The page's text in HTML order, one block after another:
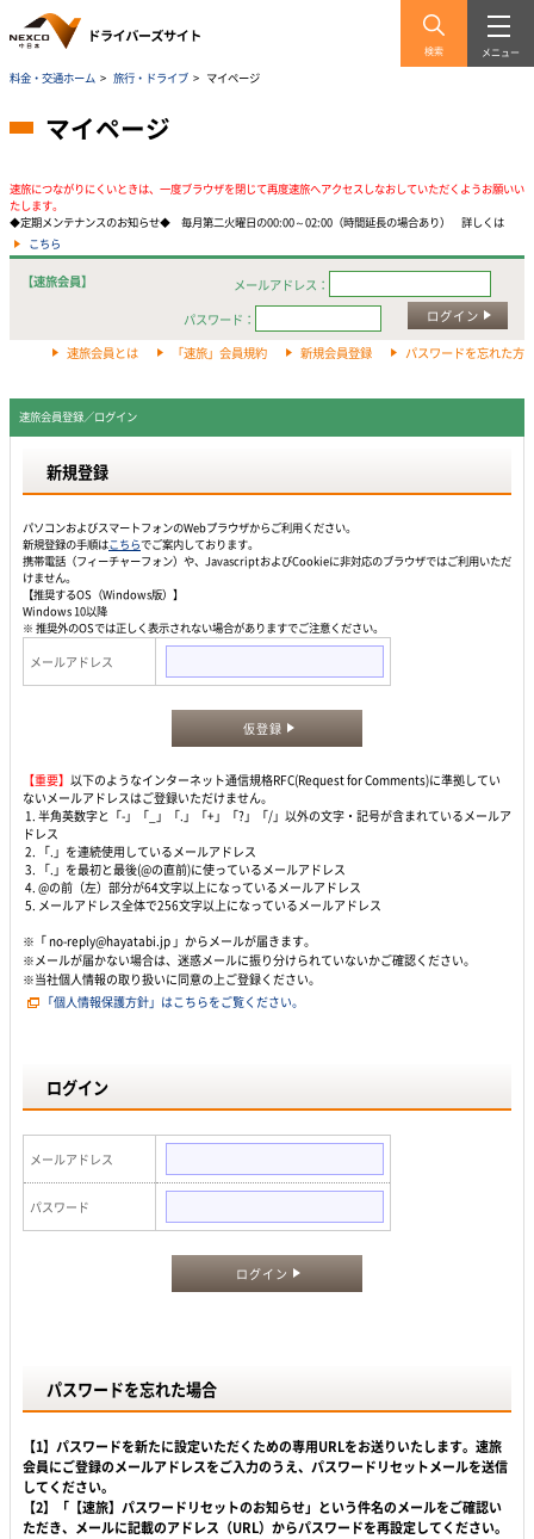
検索 メニュー
料金・交通ホーム > 旅行・ドライブ > マイページ
マイページ
速旅につながりにくいときは、一度ブラウザを閉じて再度速旅へアクセスしなおしていただくようお願いい
たします。
◆定期メンテナンスのお知らせ◆ 毎月第二火曜日の00:00～02:00（時間延長の場合あり） 詳しくは
こちら
【速旅会員】
メールアドレス：
パスワード：
ログイン
速旅会員とは 「速旅」会員規約 新規会員登録 パスワードを忘れた方
速旅会員登録／ログイン
新規登録
パソコンおよびスマートフォンのWebプラウザからご利用ください。
新規登録の手順はこちらでご案内しております。
携帯電話（フィーチャーフォン）や、JavascriptおよびCookieに非対応のブラウザではご利用いただ
けません。
【推奨するOS（Windows版）】
Windows 10以降
※ 推奨外のOSでは正しく表示されない場合がありますでご注意ください。
メールアドレス
仮登録
【重要】 以下のようなインターネット通信規格RFC(Request for Comments)に準拠してい
ないメールアドレスはご登録いただけません。
1. 半角英数字と「-」「_」「.」「+」「?」「/」以外の文字・記号が含まれているメールア
ドレス
2. 「.」を連続使用しているメールアドレス
3. 「.」を最初と最後(@の直前)に使っているメールアドレス
4. @の前（左）部分が64文字以上になっているメールアドレス
5. メールアドレス全体で256文字以上になっているメールアドレス
※「 no-reply@hayatabi.jp 」からメールが届きます。
※メールが届かない場合は、迷惑メールに振り分けられていないかご確認ください。
※当社個人情報の取り扱いに同意の上ご登録ください。
「個人情報保護方針」はこちらをご覧ください。
ログイン
メールアドレス
パスワード
ログイン
パスワードを忘れた場合
【1】パスワードを新たに設定いただくための専用URLをお送りいたします。速旅
会員にご登録のメールアドレスをご入力のうえ、パスワードリセットメールを送信
してください。
【2】「【速旅】パスワードリセットのお知らせ」という件名のメールをご確認い
ただき、メールに記載のアドレス（URL）からパスワードを再設定してください。